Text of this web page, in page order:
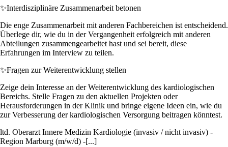
✨Interdisziplinäre Zusammenarbeit betonen
Die enge Zusammenarbeit mit anderen Fachbereichen ist entscheidend.
Überlege dir, wie du in der Vergangenheit erfolgreich mit anderen
Abteilungen zusammengearbeitet hast und sei bereit, diese
Erfahrungen im Interview zu teilen.
✨Fragen zur Weiterentwicklung stellen
Zeige dein Interesse an der Weiterentwicklung des kardiologischen
Bereichs. Stelle Fragen zu den aktuellen Projekten oder
Herausforderungen in der Klinik und bringe eigene Ideen ein, wie du
zur Verbesserung der kardiologischen Versorgung beitragen könntest.
ltd. Oberarzt Innere Medizin Kardiologie (invasiv / nicht invasiv) -
Region Marburg (m/w/d) -[...]